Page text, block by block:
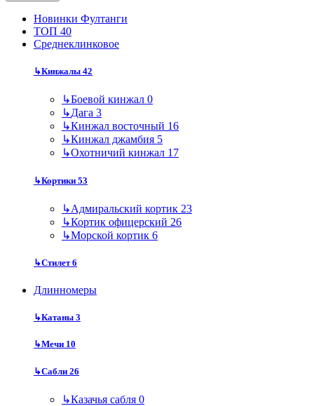
Новинки Фултанги
ТОП 40
Среднеклинковое
↳Кинжалы 42
↳Боевой кинжал 0
↳Дага 3
↳Кинжал восточный 16
↳Кинжал джамбия 5
↳Охотничий кинжал 17
↳Кортики 53
↳Адмиральский кортик 23
↳Кортик офицерский 26
↳Морской кортик 6
↳Стилет6
Длинномеры
↳Катаны 3
↳Мечи 10
↳Сабли 26
↳Казачья сабля 0